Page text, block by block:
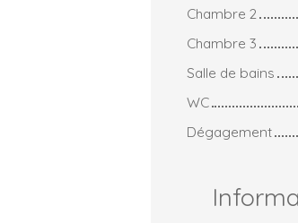
Chambre 2
Chambre 3
Salle de bains
WC
Dégagement